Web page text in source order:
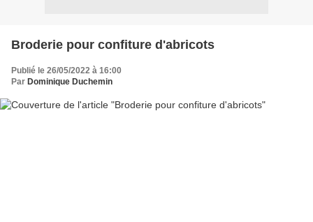
Broderie pour confiture d'abricots
Publié le 26/05/2022 à 16:00
Par Dominique Duchemin